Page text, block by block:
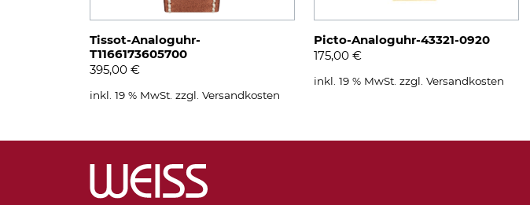
Tissot-Analoguhr-
T1166173605700
395,00 €
inkl. 19 % MwSt. zzgl. Versandkosten
Picto-Analoguhr-43321-0920
175,00 €
inkl. 19 % MwSt. zzgl. Versandkosten